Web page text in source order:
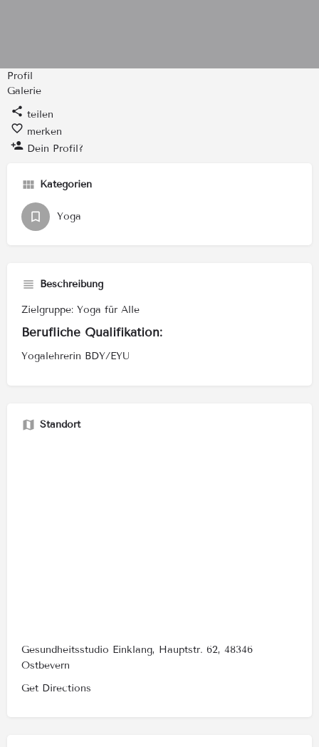
Profil
Galerie
teilen
merken
Dein Profil?
Kategorien
Yoga
Beschreibung
Zielgruppe: Yoga für Alle
Berufliche Qualifikation:
Yogalehrerin BDY/EYU
Standort
Gesundheitsstudio Einklang, Hauptstr. 62, 48346
Ostbevern
Get Directions